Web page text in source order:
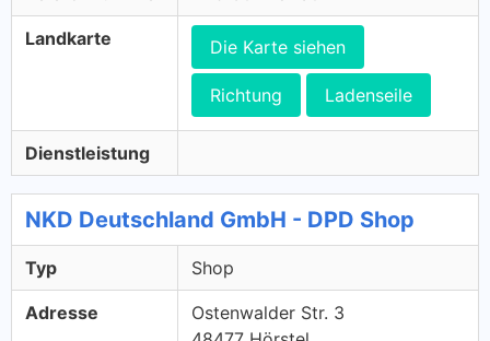
Landkarte Die Karte siehen
Richtung Ladenseile
Dienstleistung
NKD Deutschland GmbH - DPD Shop
Typ Shop
Adresse
Ostenwalder Str. 3